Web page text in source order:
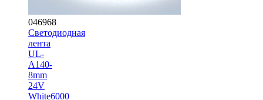
046968
Светодиодная
лента
UL-
A140-
8mm
24V
White6000